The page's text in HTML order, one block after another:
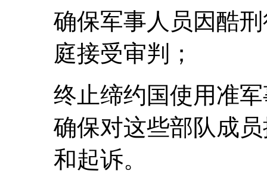
确保军事人员因酷
庭接受审判；
终止缔约国使用准
确保对这些部队成
和起诉。